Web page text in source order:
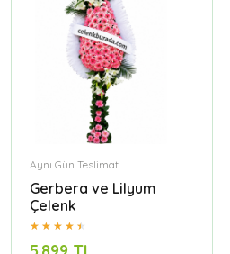
Aynı Gün Teslimat
Gerbera ve Lilyum
Çelenk